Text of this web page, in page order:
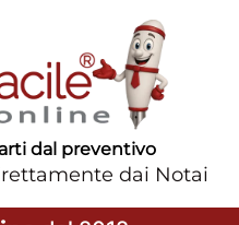
dal preventivo
dai Notai